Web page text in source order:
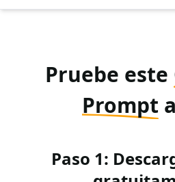
Pruebe este
Prompt
Paso 1: